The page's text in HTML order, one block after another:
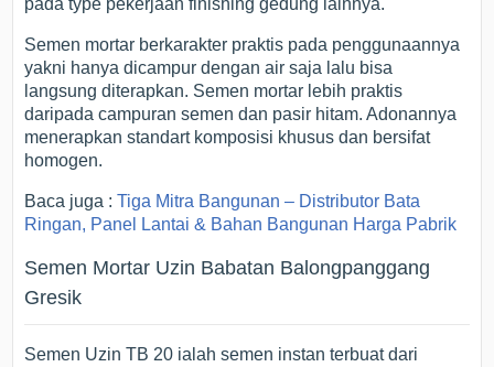
pada type pekerjaan finishing gedung lainnya.
Semen mortar berkarakter praktis pada penggunaannya
yakni hanya dicampur dengan air saja lalu bisa
langsung diterapkan. Semen mortar lebih praktis
daripada campuran semen dan pasir hitam. Adonannya
menerapkan standart komposisi khusus dan bersifat
homogen.
Baca juga :Tiga Mitra Bangunan – Distributor Bata
Ringan, Panel Lantai & Bahan Bangunan Harga Pabrik
Semen Mortar Uzin Babatan Balongpanggang
Gresik
Semen Uzin TB 20 ialah semen instan terbuat dari